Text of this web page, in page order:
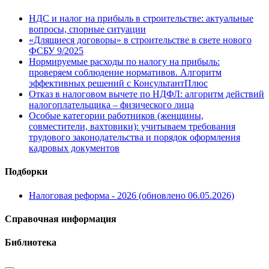
НДС и налог на прибыль в строительстве: актуальные
вопросы, спорные ситуации
«Длящиеся договоры» в строительстве в свете нового
ФСБУ 9/2025
Нормируемые расходы по налогу на прибыль:
проверяем соблюдение нормативов. Алгоритм
эффективных решений с КонсультантПлюс
Отказ в налоговом вычете по НДФЛ: алгоритм действий
налогоплательщика – физического лица
Особые категории работников (женщины,
совместители, вахтовики): учитываем требования
трудового законодательства и порядок оформления
кадровых документов
Подборки
Налоговая реформа - 2026 (обновлено 06.05.2026)
Справочная информация
Библиотека